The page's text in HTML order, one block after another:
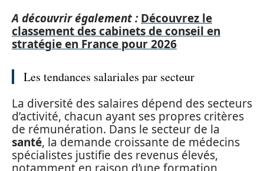
A découvrir également : Découvrez le
classement des cabinets de conseil en
stratégie en France pour 2026
Les tendances salariales par secteur
La diversité des salaires dépend des secteurs
d’activité, chacun ayant ses propres critères
de rémunération. Dans le secteur de la
santé, la demande croissante de médecins
spécialistes justifie des revenus élevés,